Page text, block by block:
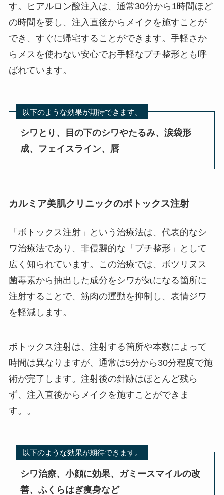
す。ヒアルロン酸注入は、通常30分から1時間ほど
の時間を要し、注入直後からメイクを施すことが
でき、すぐに帰宅することができます。手軽さか
らメスを使わない安心でお手軽なプチ整形とも呼
ばれています。
以下のような効果が期待できます。
シワとり、目の下のシワやたるみ、涙袋形
成、フェイスライン、唇
カルミア美肌クリニックのボトックス注射
「ボトックス注射」という治療法は、代表的なシ
ワ治療法であり、非侵襲的な「プチ整形」として
広く知られています。この治療では、ボツリヌス
菌毒素から抽出した成分をシワが気になる箇所に
注射することで、筋肉の運動を抑制し、表情ジワ
を軽減します。
ボトックス注射は、注射する箇所や本数によって
時間は異なりますが、通常は5分から30分程度で施
術が完了します。注射後の針跡はほとんど残ら
ず、注入直後からメイクを施すことができま
す。。
以下のような効果が期待できます。
シワ治療、小顔に効果、ガミースマイルの改
善、ふくらはぎ痩身など